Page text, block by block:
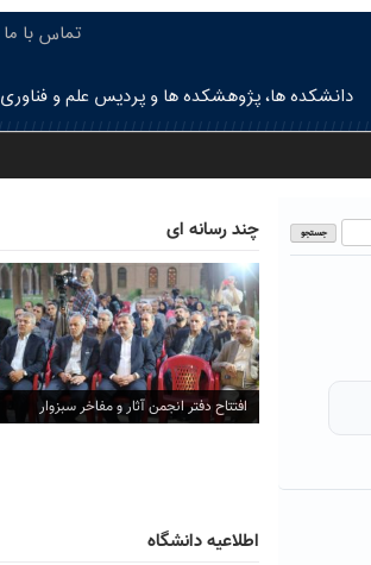
تماس با ما
دانشکده ها، پژوهشکده ها و پردیس علم و فناوری
چند رسانه ای
افتتاح دفتر انجمن آثار و مفاخر سبزوار
اطلاعیه دانشگاه